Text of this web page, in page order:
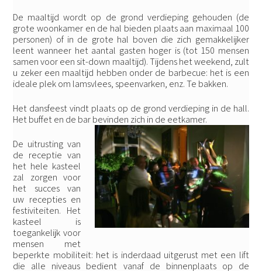
De maaltijd wordt op de grond verdieping gehouden (de
grote woonkamer en de hal bieden plaats aan maximaal 100
personen) of in de grote hal boven die zich gemakkelijker
leent wanneer het aantal gasten hoger is (tot 150 mensen
samen voor een sit-down maaltijd). Tijdens het weekend, zult
u zeker een maaltijd hebben onder de barbecue: het is een
ideale plek om lamsvlees, speenvarken, enz. Te bakken.
Het dansfeest vindt plaats op de grond verdieping in de hall.
Het buffet en de bar bevinden zich in de eetkamer.
De uitrusting van
de receptie van
het hele kasteel
zal zorgen voor
het succes van
uw recepties en
festiviteiten. Het
kasteel is
toegankelijk voor
mensen met
beperkte mobiliteit: het is inderdaad uitgerust met een lift
die alle niveaus bedient vanaf de binnenplaats op de